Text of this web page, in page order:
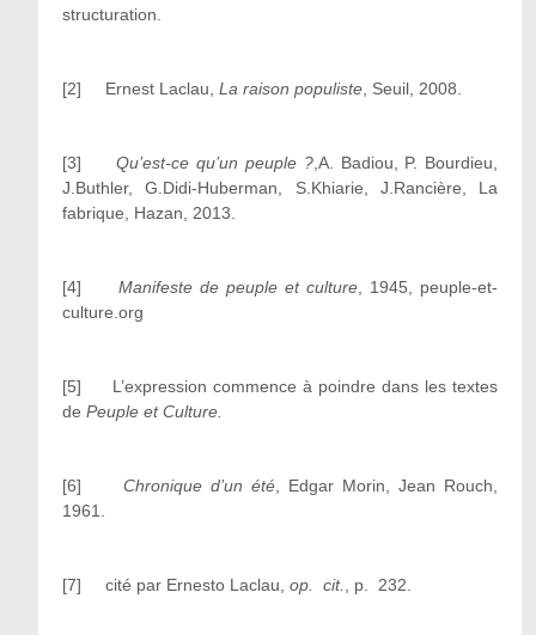
structuration.
[2] Ernest Laclau, La raison populiste, Seuil, 2008.
[3]Qu’est-ce qu’un peuple ?,A. Badiou, P. Bourdieu,
J.Buthler, G.Didi-Huberman, S.Khiarie, J.Rancière, La
fabrique, Hazan, 2013.
[4] Manifeste de peuple et culture , 1945, peuple-et-
culture.org
[5] L’expression commence à poindre dans les textes
de Peuple et Culture.
[6]Chronique d’un été , Edgar Morin, Jean Rouch,
1961.
[7] cité par Ernesto Laclau, op. cit. , p. 232.